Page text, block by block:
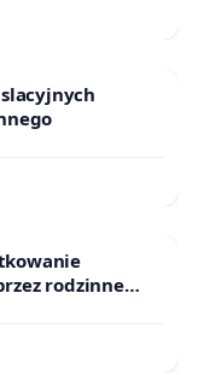
rodzinne